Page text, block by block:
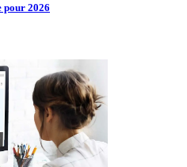
pour 2026